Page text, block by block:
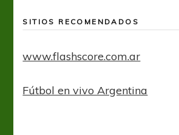
SITIOS RECOMENDADOS
www.flashscore.com.ar
Fútbol en vivo Argentina